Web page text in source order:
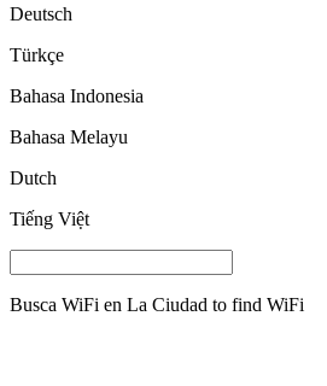
Deutsch
Türkçe
Bahasa Indonesia
Bahasa Melayu
Dutch
Tiếng Việt
Busca WiFi en La Ciudad to find WiFi